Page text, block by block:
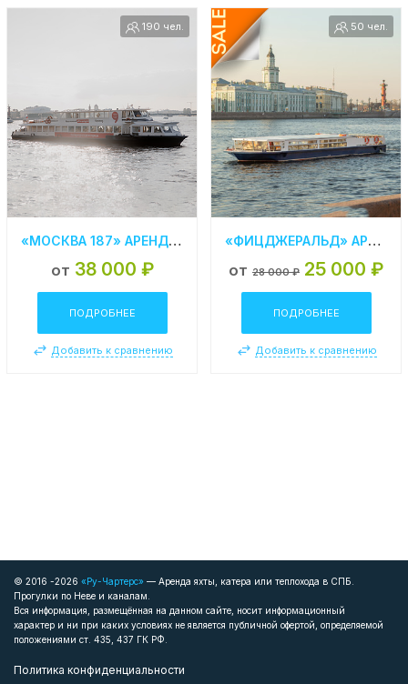
190 чел.
«МОСКВА 187» АРЕНДА ТЕПЛОХОДА В СПБ
от 38 000 ₽
ПОДРОБНЕЕ
Добавить к сравнению
50 чел.
«ФИЦДЖЕРАЛЬД» АРЕНДА ТЕПЛОХОДА В СПБ
от 28 000 ₽ 25 000 ₽
ПОДРОБНЕЕ
Добавить к сравнению
© 2016 -2026 «Ру-Чартерс» — Аренда яхты, катера или теплохода в СПБ.
Прогулки по Неве и каналам.
Вся информация, размещённая на данном сайте, носит информационный
характер и ни при каких условиях не является публичной офертой, определяемой
положениями ст. 435, 437 ГК РФ.
Политика конфиденциальности